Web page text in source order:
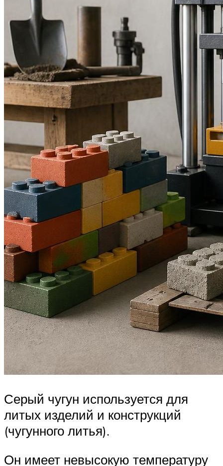
Серый чугун используется для
литых изделий и конструкций
(чугунного литья).
Он имеет невысокую температуру